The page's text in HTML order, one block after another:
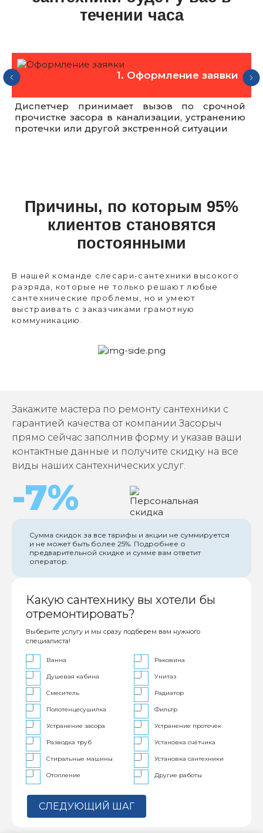
течении часа
1. Оформление заявки
Диспетчер принимает вызов по срочной
прочистке засора в канализации, устранению
протечки или другой экстренной ситуации
Причины, по которым 95%
клиентов становятся
постоянными
В нашей команде слесари-сантехники высокого
разряда, которые не только решают любые
сантехнические проблемы, но и умеют
выстраивать с заказчиками грамотную
коммуникацию.
Закажите мастера по ремонту сантехники с
гарантией качества от компании Засорыч
прямо сейчас заполнив форму и указав ваши
контактные данные и получите скидку на все
виды наших сантехнических услуг.
-7%
Сумма скидок за все тарифы и акции не суммируется
и не может быть более 25%. Подробнее о
предварительной скидке и сумме вам ответит
оператор.
Какую сантехнику вы хотели бы
отремонтировать?
Выберите услугу и мы сразу подберем вам нужного
специалиста!
Ванна Раковина
Душевая кабина Унитаз
Смеситель Радиатор
Полотенцесушилка Фильтр
Устранение засора Устранение протечек
Разводка труб Установка счётчика
Стиральные машины Установка сантехники
Отопление Другие работы
СЛЕДУЮЩИЙ ШАГ